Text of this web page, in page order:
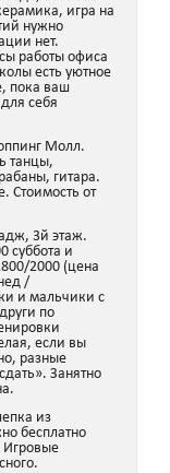
игра на
нужно
нет.
работы офиса
есть уютное
пока ваш
себя
Молл.
танцы,
гитара.
Стоимость от
3й этаж.
суббота и
2000 (цена
/
и мальчики с
по
если вы
разные
Занятно
из
бесплатно
Игровые